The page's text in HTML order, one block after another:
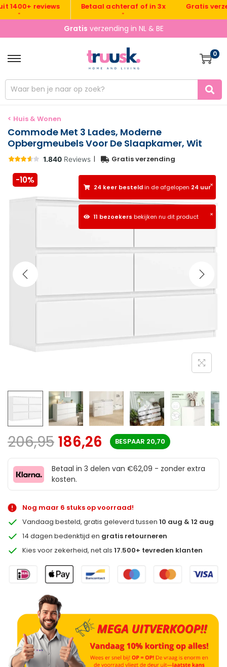
reviews Betaal achteraf of in 3x Gratis
Gratis verzending in NL & BE
0
< Huis & Wonen
Commode Met 3 Lades, Moderne
Opbergmeubels Voor De Slaapkamer, Wit
| Gratis verzending
×
24 keer besteldin de afgelopen 24 uur
×
11 bezoekers bekijken nu dit product
-10%
206,95 186,26 BESPAAR 20,70
Betaal in 3 delen van €62,09 - zonder extra
kosten.
Nog maar 6 stuks op voorraad!
Vandaag besteld, gratis geleverd tussen10 aug & 12 aug
14 dagen bedenktijd en gratis retourneren
Kies voor zekerheid, net als17.500+ tevreden klanten